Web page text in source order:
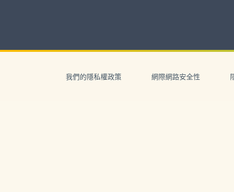
Skip
我們的隱私權政策 網際網路安全性